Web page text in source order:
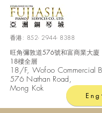
香港: 852- 2944- 8388
旺角彌敦道576號和富商業大廈
18樓全層
​18/F, Wofoo Commercial
576 Nathan Road,
Mong Kok
Eng